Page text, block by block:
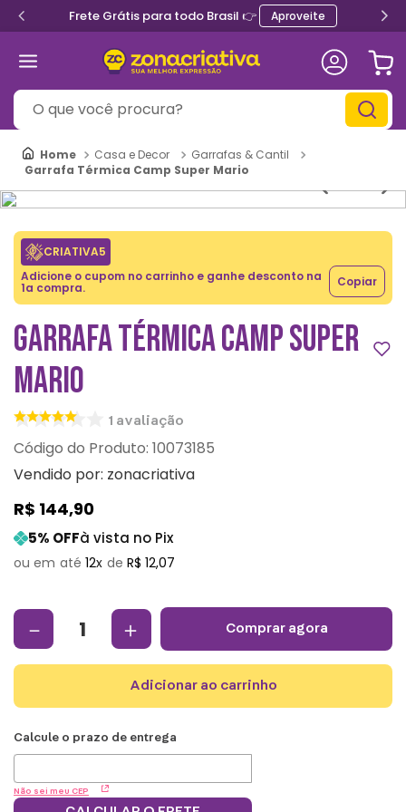
Frete Grátis para todo Brasil 👉 Aproveite
O que você procura?
Casa e Decor
Garrafas & Cantil
Garrafa Térmica Camp Super Mario
CRIATIVA5
Adicione o cupom no carrinho e ganhe desconto na
1a compra. Copiar
GARRAFA TÉRMICA CAMP SUPER
MARIO
1 avaliação
: 10073185
Vendido por: zonacriativa
R$ 144,90
5% OFFà vista no Pix
12 R$ 12,07
＋
－ comprar agora
adicionar ao carrinho
Não sei meu CEP